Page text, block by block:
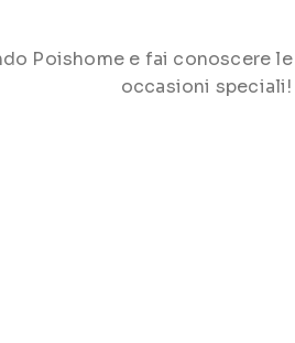
Poishome e fai conoscere
occasioni